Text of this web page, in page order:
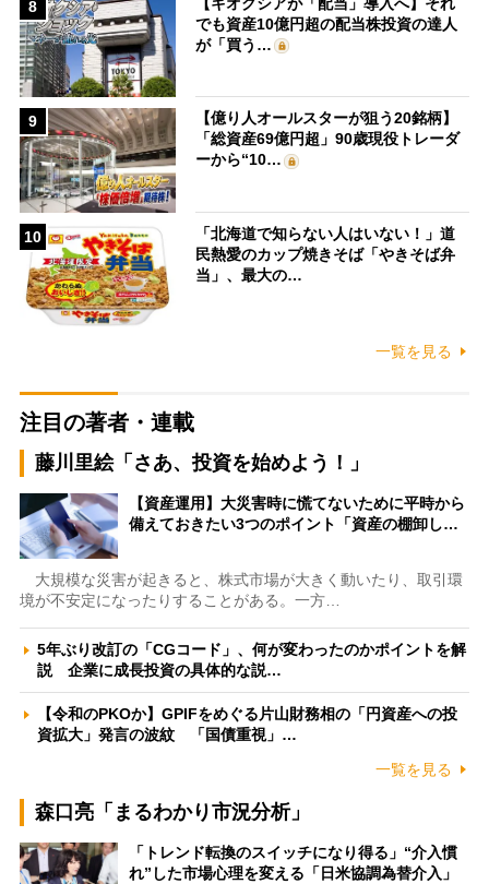
8
でも資産10億円超の配当株投資の達人
が「買う…
9
【億り人オールスターが狙う20銘柄】
「総資産69億円超」90歳現役トレーダ
ーから“10…
10
「北海道で知らない人はいない！」道
民熱愛のカップ焼きそば「やきそば弁
当」、最大の…
一覧を見る
注目の著者・連載
藤川里絵「さあ、投資を始めよう！」
【資産運用】大災害時に慌てないために平時から
備えておきたい3つのポイント「資産の棚卸し…
大規模な災害が起きると、株式市場が大きく動いたり、取引環
境が不安定になったりすることがある。一方…
5年ぶり改訂の「CGコード」、何が変わったのかポイントを解
説 企業に成長投資の具体的な説…
【令和のPKOか】GPIFをめぐる片山財務相の「円資産への投
資拡大」発言の波紋 「国債重視」…
一覧を見る
森口亮「まるわかり市況分析」
「トレンド転換のスイッチになり得る」“介入慣
れ”した市場心理を変える「日米協調為替介入」